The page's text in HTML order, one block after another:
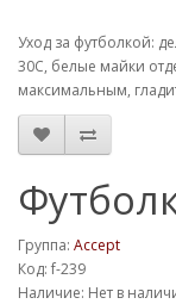
Уход за футболкой:
30С, белые майки
максимальным,
Группа: Accept
Код: f-239
Наличие: Нет в